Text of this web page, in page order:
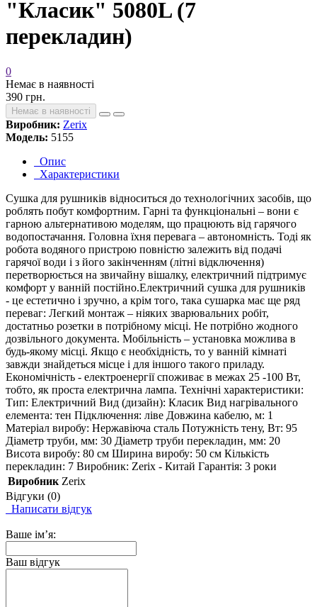
"Класик" 5080L (7
перекладин)
0
Немає в наявності
390 грн.
Немає в наявності
Виробник: Zerix
Модель: 5155
Опис
Характеристики
Сушка для рушників відноситься до технологічних засобів, що
роблять побут комфортним. Гарні та функціональні – вони є
гарною альтернативою моделям, що працюють від гарячого
водопостачання. Головна їхня перевага – автономність. Тоді як
робота водяного пристрою повністю залежить від подачі
гарячої води і з його закінченням (літні відключення)
перетворюється на звичайну вішалку, електричний підтримує
комфорт у ванній постійно.Електричний сушка для рушників
- це естетично і зручно, а крім того, така сушарка має ще ряд
переваг: Легкий монтаж – ніяких зварювальних робіт,
достатньо розетки в потрібному місці. Не потрібно жодного
дозвільного документа. Мобільність – установка можлива в
будь-якому місці. Якщо є необхідність, то у ванній кімнаті
завжди знайдеться місце і для іншого такого приладу.
Економічність - електроенергії споживає в межах 25 -100 Вт,
тобто, як проста електрична лампа. Технічні характеристики:
Тип: Електричний Вид (дизайн): Класик Вид нагрівального
елемента: тен Підключення: ліве Довжина кабелю, м: 1
Матеріал виробу: Нержавіюча сталь Потужність тену, Вт: 95
Діаметр труби, мм: 30 Діаметр труби перекладин, мм: 20
Висота виробу: 80 см Ширина виробу: 50 см Кількість
перекладин: 7 Виробник: Zerix - Китай Гарантія: 3 роки
Виробник Zerix
Відгуки (0)
Написати відгук
Ваше ім’я:
Ваш відгук